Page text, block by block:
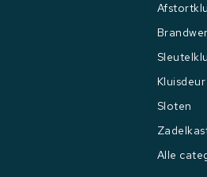
Sloten
Alle